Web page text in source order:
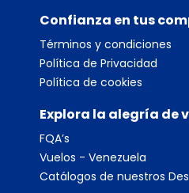
Confianza en tus
Términos y condiciones
Política de Privacidad
Política de cookies
Explora la alegría de
FQA’s
Vuelos - Venezuela
Catálogos de nuestros